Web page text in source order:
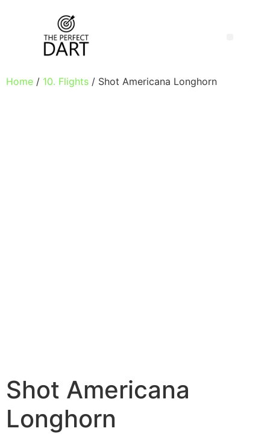
Home / 10. Flights / Shot Americana Longhorn
Shot Americana
Longhorn